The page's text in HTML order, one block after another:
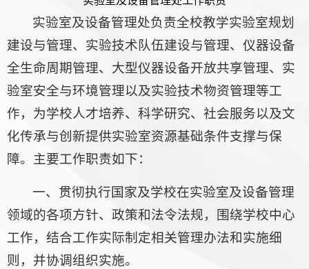
实验室及设备管理处负责全校教学实验室规划
建设与管理、实验技术队伍建设与管理、仪器设备
全生命周期管理、大型仪器设备开放共享管理、实
验室安全与环境管理以及实验技术物资管理等工
作，为学校人才培养、科学研究、社会服务以及文
化传承与创新提供实验室资源基础条件支撑与保
障。主要工作职责如下：
一、贯彻执行国家及学校在实验室及设备管理
领域的各项方针、政策和法令法规，围绕学校中心
工作，结合工作实际制定相关管理办法和实施细
则，并协调组织实施。